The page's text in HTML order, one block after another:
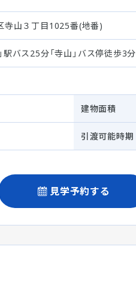
寺山３丁目1025番(地番)
駅バス25分「寺山」バス停徒歩3分
建物面積
引渡可能時期
見学予約する